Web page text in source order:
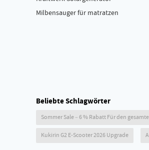
Milbensauger für matratzen
Beliebte Schlagwörter
Sommer Sale – 6 % Rabatt Für den
Kukirin G2 E-Scooter 2026 Upgrade